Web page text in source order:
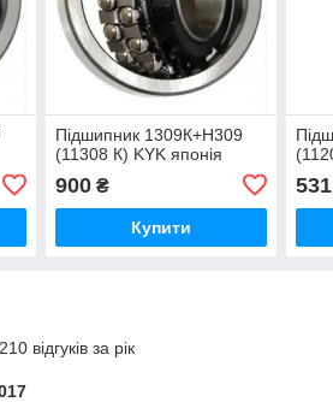
Підшипник 1309К+Н309
(11308 К) KYK японія
900₴
Купити
531
відгуків за рік